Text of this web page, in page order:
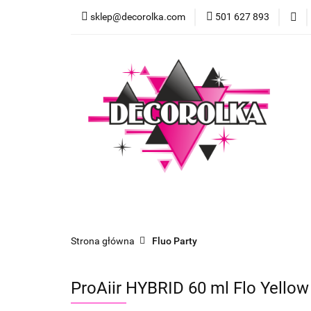
sklep@decorolka.com 501 627 893
Strona główna Fluo Party
ProAiir HYBRID 60 ml Flo Yellow